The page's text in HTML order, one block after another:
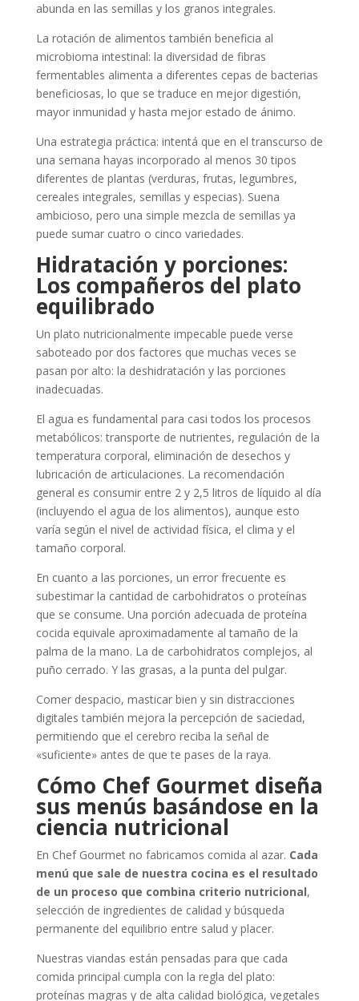
abunda en las semillas y los granos integrales.
La rotación de alimentos también beneficia al
microbioma intestinal: la diversidad de fibras
fermentables alimenta a diferentes cepas de bacterias
beneficiosas, lo que se traduce en mejor digestión,
mayor inmunidad y hasta mejor estado de ánimo.
Una estrategia práctica: intentá que en el transcurso de
una semana hayas incorporado al menos 30 tipos
diferentes de plantas (verduras, frutas, legumbres,
cereales integrales, semillas y especias). Suena
ambicioso, pero una simple mezcla de semillas ya
puede sumar cuatro o cinco variedades.
Hidratación y porciones:
Los compañeros del plato
equilibrado
Un plato nutricionalmente impecable puede verse
saboteado por dos factores que muchas veces se
pasan por alto: la deshidratación y las porciones
inadecuadas.
El agua es fundamental para casi todos los procesos
metabólicos: transporte de nutrientes, regulación de la
temperatura corporal, eliminación de desechos y
lubricación de articulaciones. La recomendación
general es consumir entre 2 y 2,5 litros de líquido al día
(incluyendo el agua de los alimentos), aunque esto
varía según el nivel de actividad física, el clima y el
tamaño corporal.
En cuanto a las porciones, un error frecuente es
subestimar la cantidad de carbohidratos o proteínas
que se consume. Una porción adecuada de proteína
cocida equivale aproximadamente al tamaño de la
palma de la mano. La de carbohidratos complejos, al
puño cerrado. Y las grasas, a la punta del pulgar.
Comer despacio, masticar bien y sin distracciones
digitales también mejora la percepción de saciedad,
permitiendo que el cerebro reciba la señal de
«suficiente» antes de que te pases de la raya.
Cómo Chef Gourmet diseña
sus menús basándose en la
ciencia nutricional
En Chef Gourmet no fabricamos comida al azar. Cada
menú que sale de nuestra cocina es el resultado
de un proceso que combina criterio nutricional,
selección de ingredientes de calidad y búsqueda
permanente del equilibrio entre salud y placer.
Nuestras viandas están pensadas para que cada
comida principal cumpla con la regla del plato:
proteínas magras y de alta calidad biológica, vegetales